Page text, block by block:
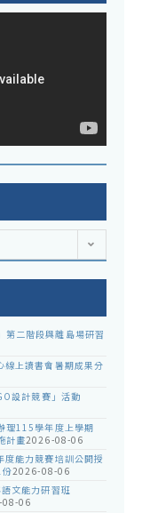
第二階段與離島場研習
上讀書會暑期成果分
設計競賽」活動
理115學年度上學期
計畫2026-08-06
能力競賽培訓公開授
份2026-08-06
文能力研習班
06